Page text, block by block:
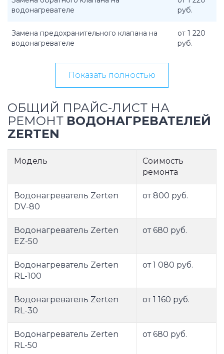
водонагревателе
руб.
Замена предохранительного клапана на
водонагревателе
от 1 220
руб.
Показать полностью
ОБЩИЙ ПРАЙС-ЛИСТ НА
РЕМОНТ ВОДОНАГРЕВАТЕЛЕЙ
ZERTEN
Модель
Соимость
ремонта
Водонагреватель Zerten
DV-80
от 800 руб.
Водонагреватель Zerten
EZ-50
от 680 руб.
Водонагреватель Zerten
RL-100
от 1 080 руб.
Водонагреватель Zerten
RL-30
от 1 160 руб.
Водонагреватель Zerten
RL-50
от 680 руб.